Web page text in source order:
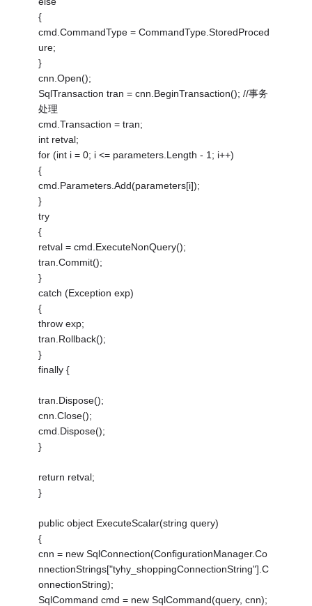
{
cmd.CommandType = CommandType.StoredProced
ure;
}
cnn.Open();
SqlTransaction tran = cnn.BeginTransaction(); //事务
处理
cmd.Transaction = tran;
int retval;
for (int i = 0; i <= parameters.Length - 1; i++)
{
cmd.Parameters.Add(parameters[i]);
}
try
{
retval = cmd.ExecuteNonQuery();
tran.Commit();
}
catch (Exception exp)
{
throw exp;
tran.Rollback();
}
finally {
tran.Dispose();
cnn.Close();
cmd.Dispose();
}
return retval;
}
public object ExecuteScalar(string query)
{
cnn = new SqlConnection(ConfigurationManager.Co
nnectionStrings["tyhy_shoppingConnectionString"].C
onnectionString);
SqlCommand cmd = new SqlCommand(query, cnn);